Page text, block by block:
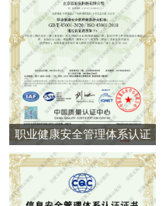
职业健康安全管理体系认证